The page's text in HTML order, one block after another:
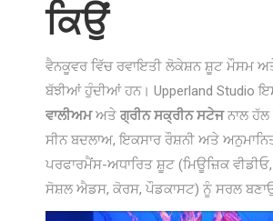
ਕਿਉਂ
ਵੈਨਕੂਵਰ ਵਿੱਚ ਰਵਾਇਤੀ ਲੋਕੇਸ਼ਨ ਸ਼ੂਟ ਮੌਸਮ
ਬੱਝੀਆਂ ਹੁੰਦੀਆਂ ਹਨ। Upperland Studio
ਵਾਲੀਅਮਅਤੇ ਗ੍ਰੀਨ ਸਕ੍ਰੀਨ ਸਟੇਜਨਾਲ ਹੱਲ
ਸੀਨ ਬਦਲਾਅ, ਇਕਸਾਰ ਰੌਸ਼ਨੀ ਅਤੇ
ਪਰਫਾਰਮੈਂਸ-ਅਧਾਰਿਤ ਸ਼ੂਟ (ਮਿਊਜ਼ਿਕ
ਸੋਸ਼ਲ ਐਡਸ, ਕੋਰਸ, ਪੌਡਕਾਸਟ) ਨੂੰ ਸਰਲ